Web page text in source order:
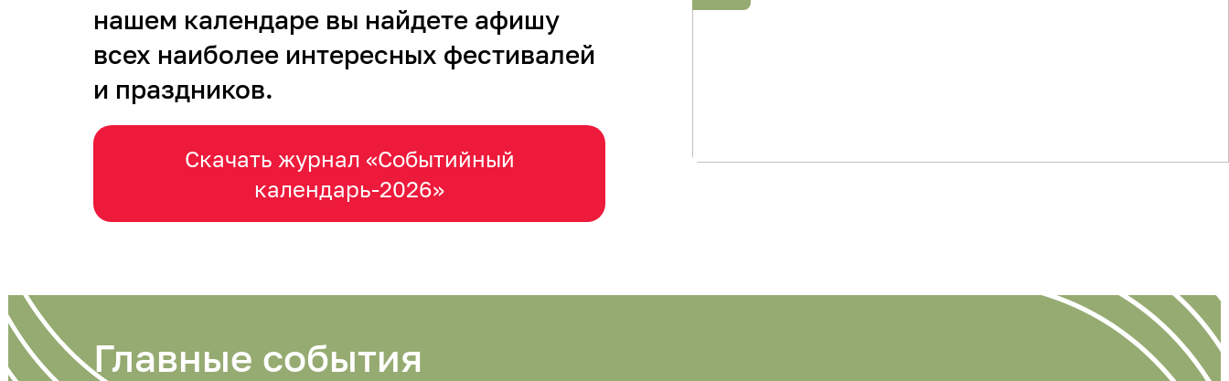
нашем календаре вы найдете афишу
всех наиболее интересных фестивалей
и праздников.
Скачать журнал «Событийный
календарь-2026»
Главные события